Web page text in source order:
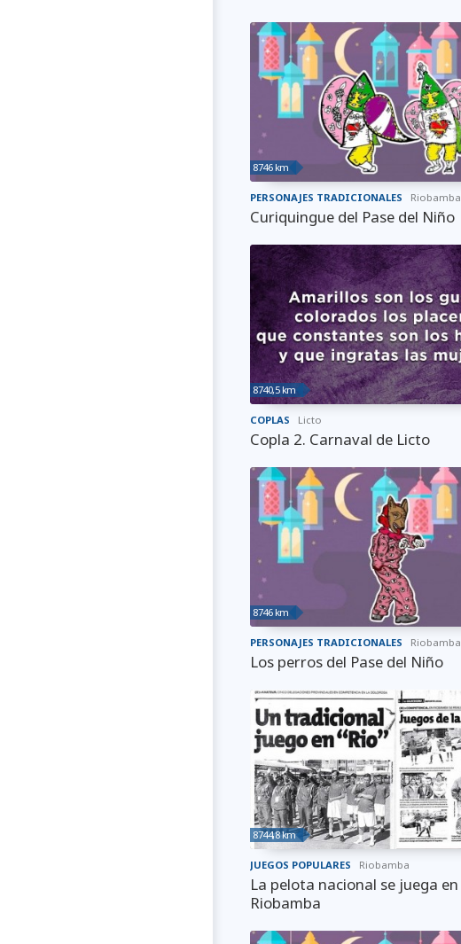
8746 km
PERSONAJES TRADICIONALES Riobamba
Curiquingue del Pase del Niño
8740,5 km
COPLAS Licto
Copla 2. Carnaval de Licto
8746 km
PERSONAJES TRADICIONALES Riobamba
Los perros del Pase del Niño
8744,8 km
JUEGOS POPULARES Riobamba
La pelota nacional se juega en
Riobamba